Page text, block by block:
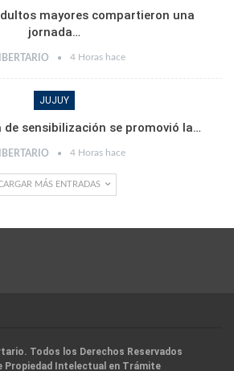
mayores compartieron una
jornada…
4 Horas hace
JUJUY
de sensibilización se promovió la…
4 Horas hace
MÁS ENTRADAS
Todos los Derechos Reservados
Propiedad Intelectual en Trámite